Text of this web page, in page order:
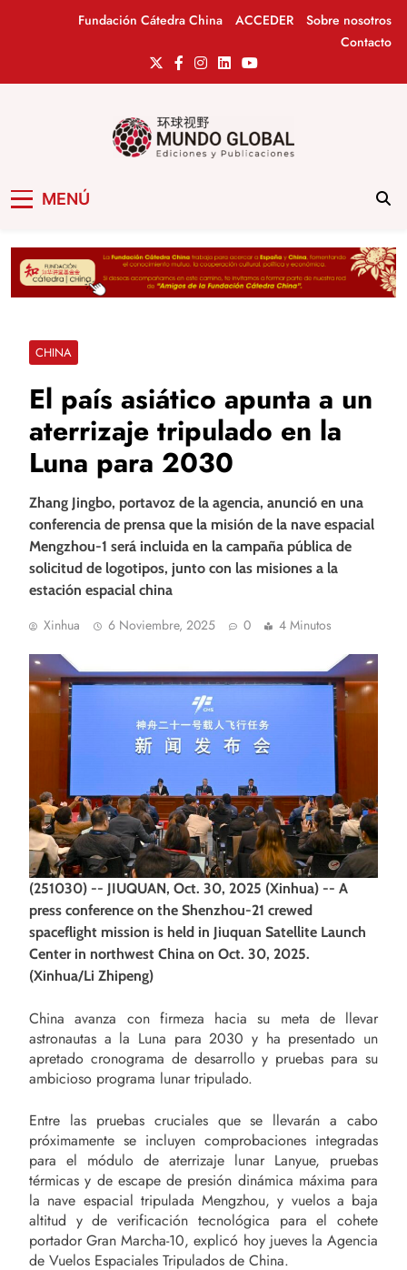
Fundación Cátedra China ACCEDER
Sobre nosotros
Contacto
MENÚ
CHINA
El país asiático apunta a un
aterrizaje tripulado en la
Luna para 2030
Zhang Jingbo, portavoz de la agencia, anunció en una
conferencia de prensa que la misión de la nave espacial
Mengzhou-1 será incluida en la campaña pública de
solicitud de logotipos, junto con las misiones a la
estación espacial china
Xinhua 6 Noviembre, 2025 0 4 Minutos
(251030) -- JIUQUAN, Oct. 30, 2025 (Xinhua) -- A
press conference on the Shenzhou-21 crewed
spaceflight mission is held in Jiuquan Satellite Launch
Center in northwest China on Oct. 30, 2025.
(Xinhua/Li Zhipeng)
China avanza con firmeza hacia su meta de llevar
astronautas a la Luna para 2030 y ha presentado un
apretado cronograma de desarrollo y pruebas para su
ambicioso programa lunar tripulado.
Entre las pruebas cruciales que se llevarán a cabo
próximamente se incluyen comprobaciones integradas
para el módulo de aterrizaje lunar Lanyue, pruebas
térmicas y de escape de presión dinámica máxima para
la nave espacial tripulada Mengzhou, y vuelos a baja
altitud y de verificación tecnológica para el cohete
portador Gran Marcha-10, explicó hoy jueves la Agencia
de Vuelos Espaciales Tripulados de China.